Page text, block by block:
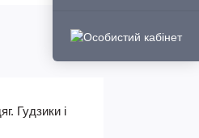
Гудзики і